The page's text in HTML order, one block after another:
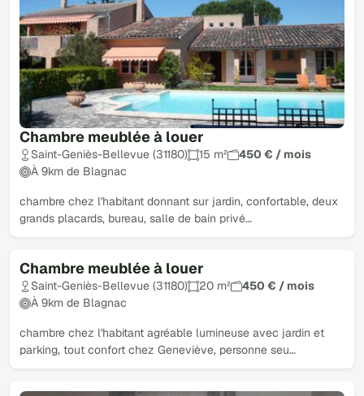
Chambre meublée à louer
Saint-Geniès-Bellevue (31180) 15 m²
450 € / mois
À 9km de Blagnac
chambre chez l'habitant donnant sur jardin, confortable, deux
grands placards, bureau, salle de bain privé…
Chambre meublée à louer
Saint-Geniès-Bellevue (31180) 20 m²
450 € / mois
À 9km de Blagnac
chambre chez l'habitant agréable lumineuse avec jardin et
parking, tout confort chez Geneviève, personne seu…